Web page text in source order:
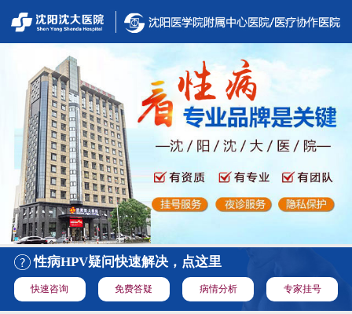
性病HPV疑问快速解决，点这里
快速咨询 免费答疑 病情分析 专家挂号